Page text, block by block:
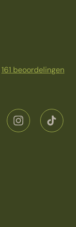
161 beoordelingen